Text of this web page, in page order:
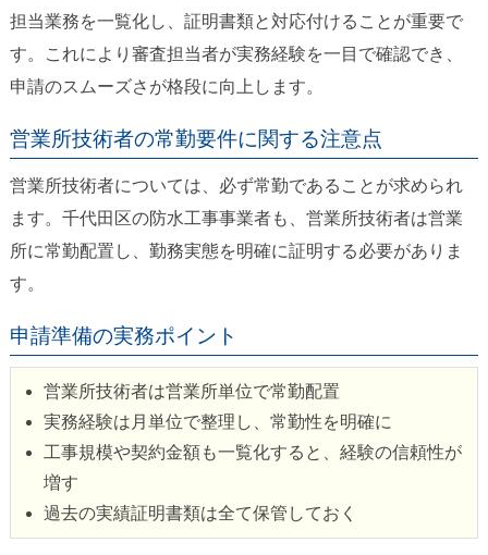
担当業務を一覧化し、証明書類と対応付けることが重要で
す。これにより審査担当者が実務経験を一目で確認でき、
申請のスムーズさが格段に向上します。
営業所技術者の常勤要件に関する注意点
営業所技術者については、必ず常勤であることが求められ
ます。千代田区の防水工事事業者も、営業所技術者は営業
所に常勤配置し、勤務実態を明確に証明する必要がありま
す。
申請準備の実務ポイント
営業所技術者は営業所単位で常勤配置
実務経験は月単位で整理し、常勤性を明確に
工事規模や契約金額も一覧化すると、経験の信頼性が
増す
過去の実績証明書類は全て保管しておく